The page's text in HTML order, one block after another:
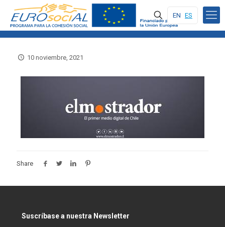
EN ES
10 noviembre, 2021
Share
Suscríbase a nuestra Newsletter